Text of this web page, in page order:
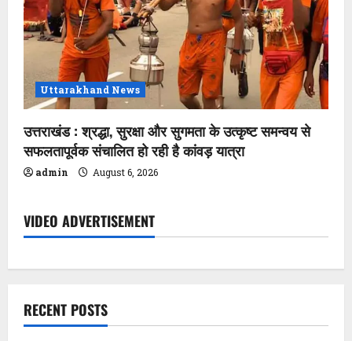
Uttarakhand News
उत्तराखंड : श्रद्धा, सुरक्षा और सुगमता के उत्कृष्ट समन्वय से
सफलतापूर्वक संचालित हो रही है कांवड़ यात्रा
admin August 6, 2026
VIDEO ADVERTISEMENT
RECENT POSTS